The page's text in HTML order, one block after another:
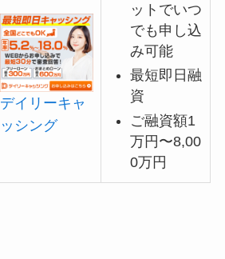
デイリーキャ
ッシング
ットでいつ
でも申し込
み可能
最短即日融
資
ご融資額1
万円〜8,00
0万円